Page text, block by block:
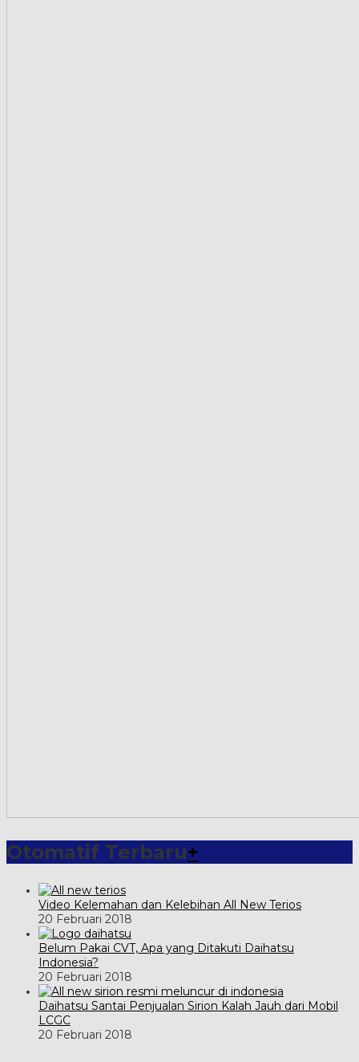
Otomatif Terbaru+
Video Kelemahan dan Kelebihan All New Terios
20 Februari 2018
Belum Pakai CVT, Apa yang Ditakuti Daihatsu
Indonesia?
20 Februari 2018
Daihatsu Santai Penjualan Sirion Kalah Jauh dari Mobil
LCGC
20 Februari 2018